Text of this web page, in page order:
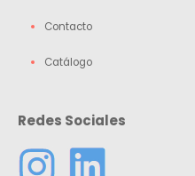
Contacto
Catálogo
Redes Sociales